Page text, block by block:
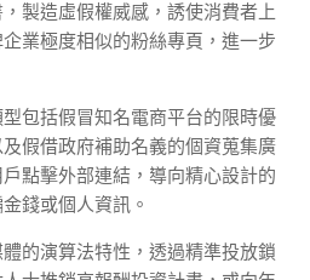
製造虛假權威感，誘使消費者上
業極度相似的粉絲專頁，進一步
包括假冒知名電商平台的限時優
假借政府補助名義的個資蒐集廣
點擊外部連結，導向精心設計的
錢或個人資訊。
的演算法特性，透過精準投放鎖